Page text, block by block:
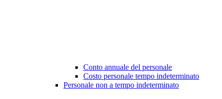
Conto annuale del personale
Costo personale tempo indeterminato
Personale non a tempo indeterminato